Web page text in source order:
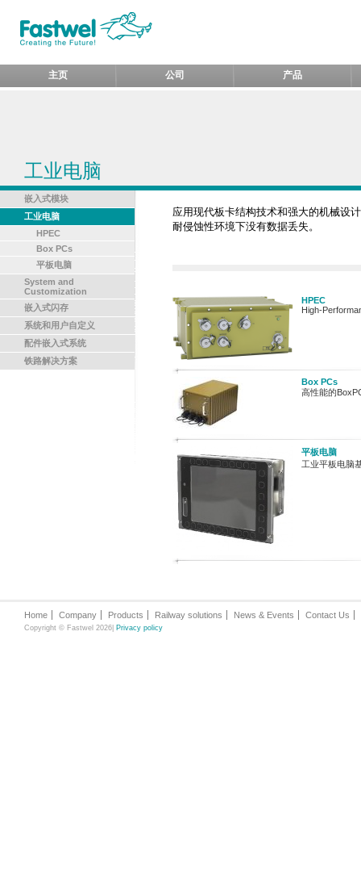
主页 公司 产品
工业电脑
嵌入式模块
工业电脑
HPEC
Box PCs
平板电脑
System and
Customization
嵌入式闪存
系统和用户自定义
配件嵌入式系统
铁路解决方案
应用现代板卡结构技术和强大的机械设
耐侵蚀性环境下没有数据丢失。
HPEC
High-
Box PCs
高性能的
平板电脑
工业平板电脑
Home Company Products Railway solutions News & Events Contact Us
Copyright © Fastwel 2026| Privacy policy